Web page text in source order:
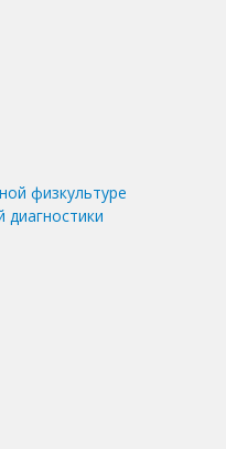
физкультуре
диагностики